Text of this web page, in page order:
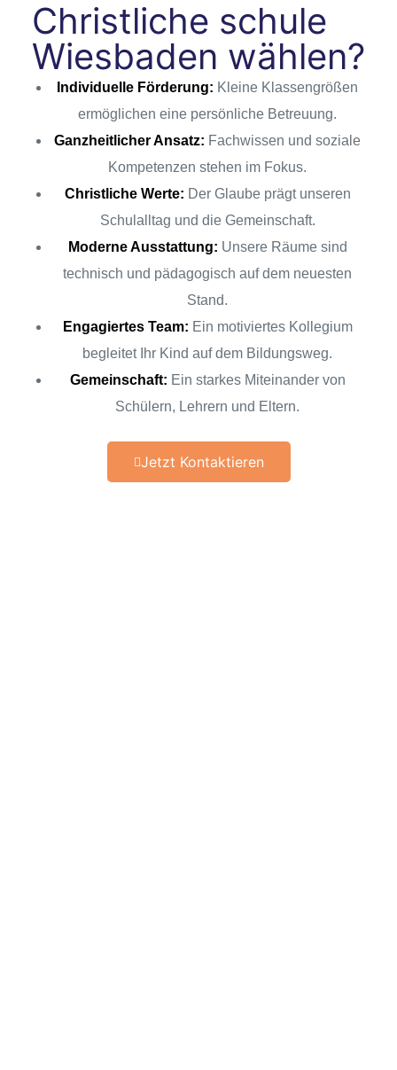
Christliche schule
Wiesbaden wählen?
Individuelle Förderung: Kleine Klassengrößen
ermöglichen eine persönliche Betreuung.
Ganzheitlicher Ansatz: Fachwissen und soziale
Kompetenzen stehen im Fokus.
Christliche Werte: Der Glaube prägt unseren
Schulalltag und die Gemeinschaft.
Moderne Ausstattung: Unsere Räume sind
technisch und pädagogisch auf dem neuesten
Stand.
Engagiertes Team: Ein motiviertes Kollegium
begleitet Ihr Kind auf dem Bildungsweg.
Gemeinschaft: Ein starkes Miteinander von
Schülern, Lehrern und Eltern.
Jetzt Kontaktieren